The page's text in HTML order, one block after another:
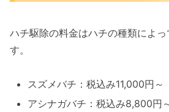
ハチ駆除の料金はハチの種類によ
す。
スズメバチ：税込み11,000円～
アシナガバチ：税込み8,800円